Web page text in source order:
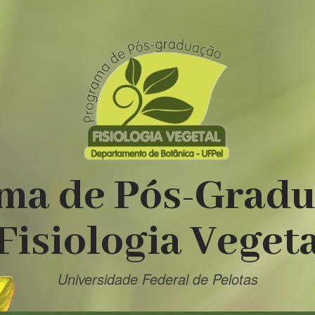
de Pós-
Universidade Federal de Pelotas